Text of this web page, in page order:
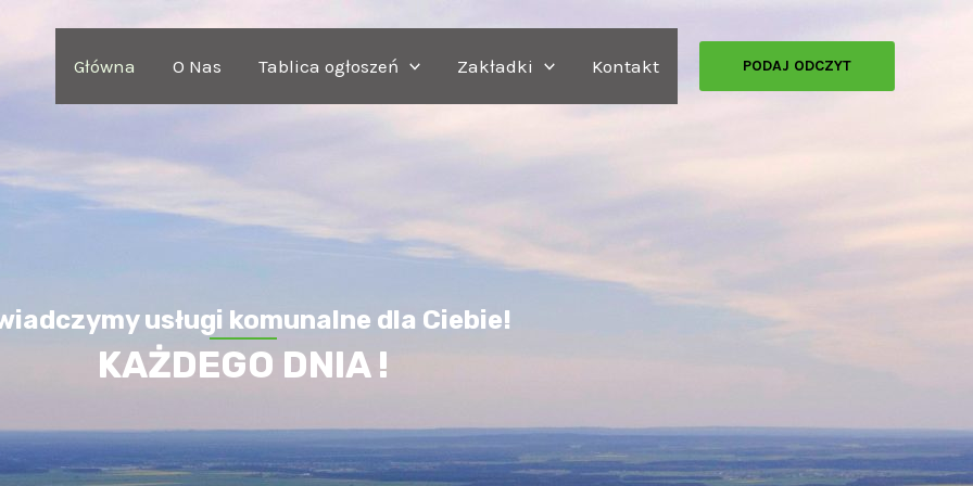
Główna O Nas Tablica ogłoszeń Zakładki Kontakt PODAJ ODCZYT
usługi komunalne dla Ciebie!
KAŻDEGO DNIA !